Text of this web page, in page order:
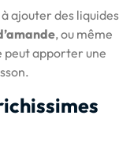
ajouter des liquides
, ou même
peut apporter une